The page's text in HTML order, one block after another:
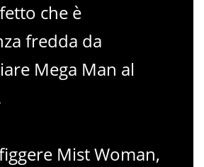
che è
fredda da
Mega Man al
Mist Woman,